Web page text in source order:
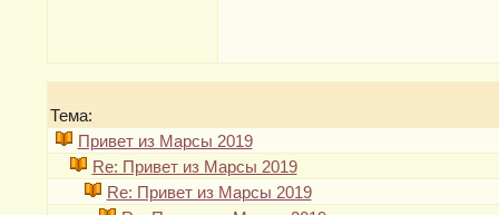
Тема:
Привет из Марсы 2019
Re: Привет из Марсы 2019
Re: Привет из Марсы 2019